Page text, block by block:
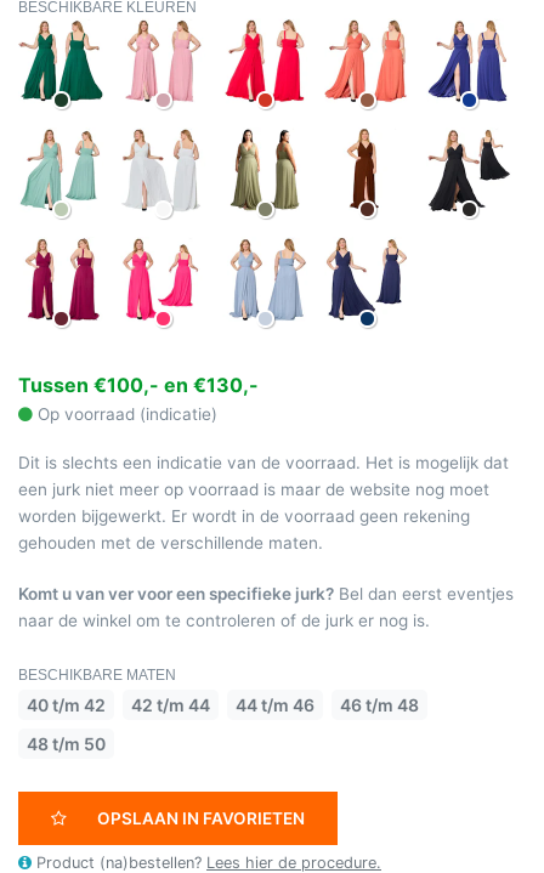
BESCHIKBARE KLEUREN
Tussen €100,- en €130,-
Op voorraad (indicatie)
Dit is slechts een indicatie van de voorraad. Het is mogelijk dat
een jurk niet meer op voorraad is maar de website nog moet
worden bijgewerkt. Er wordt in de voorraad geen rekening
gehouden met de verschillende maten.
Komt u van ver voor een specifieke jurk? Bel dan eerst eventjes
naar de winkel om te controleren of de jurk er nog is.
BESCHIKBARE MATEN
40 t/m 42 42 t/m 44 44 t/m 46
46 t/m 48
48 t/m 50
OPSLAAN IN FAVORIETEN
Product (na)bestellen? Lees hier de procedure.